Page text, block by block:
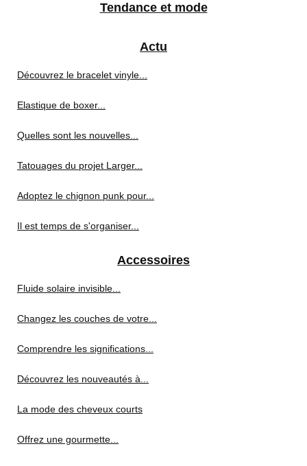
Tendance et mode
Actu
Découvrez le bracelet vinyle...
Elastique de boxer...
Quelles sont les nouvelles...
Tatouages du projet Larger...
Adoptez le chignon punk pour...
Il est temps de s'organiser...
Accessoires
Fluide solaire invisible...
Changez les couches de votre...
Comprendre les significations...
Découvrez les nouveautés à...
La mode des cheveux courts
Offrez une gourmette...